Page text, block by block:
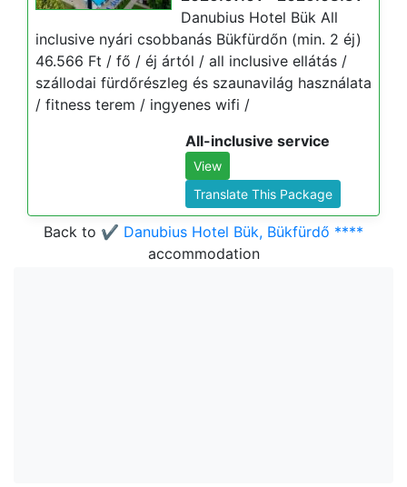
Danubius Hotel Bük All
inclusive nyári csobbanás Bükfürdőn (min. 2 éj)
46.566 Ft / fő / éj ártól / all inclusive ellátás /
szállodai fürdőrészleg és szaunavilág használata
/ fitness terem / ingyenes wifi /
All-inclusive service
View
Translate This Package
Back to ✔️ Danubius Hotel Bük, Bükfürdő ****
accommodation